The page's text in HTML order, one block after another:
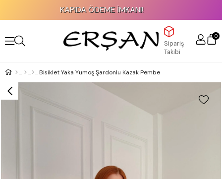
KAPIDA ÖDEME İMKANI!
Sipariş
Takibi
0
Bisiklet Yaka Yumoş Şardonlu Kazak Pembe